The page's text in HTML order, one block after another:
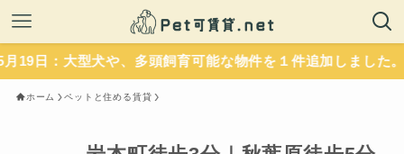
犬や、多頭飼育可能な物件を１件追加しました。いずれも
ホーム ペットと住める賃貸